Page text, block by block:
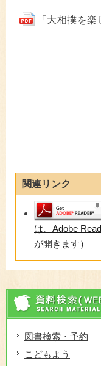
図書検索・予約
こどもよう
「大相撲を
関連リンク
は、Adobe
が開きます）